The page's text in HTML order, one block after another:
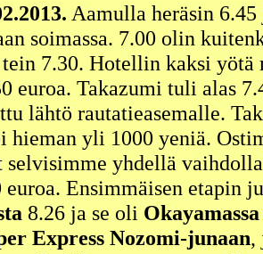
Aamulla heräsin
soimassa. 7.00 olin
7.30. Hotellin kaksi yötä
euroa. Takazumi tuli alas
lähtö rautatieasemalle.
hieman yli 1000 yeniä.
yhdellä
Ensimmäisen etapin
8.26 ja se oli Okayamassa
Express Nozomi-junaan,